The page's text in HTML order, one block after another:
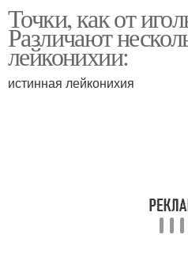
Точки, как от
Различают
лейконихии:
истинная лейконихия